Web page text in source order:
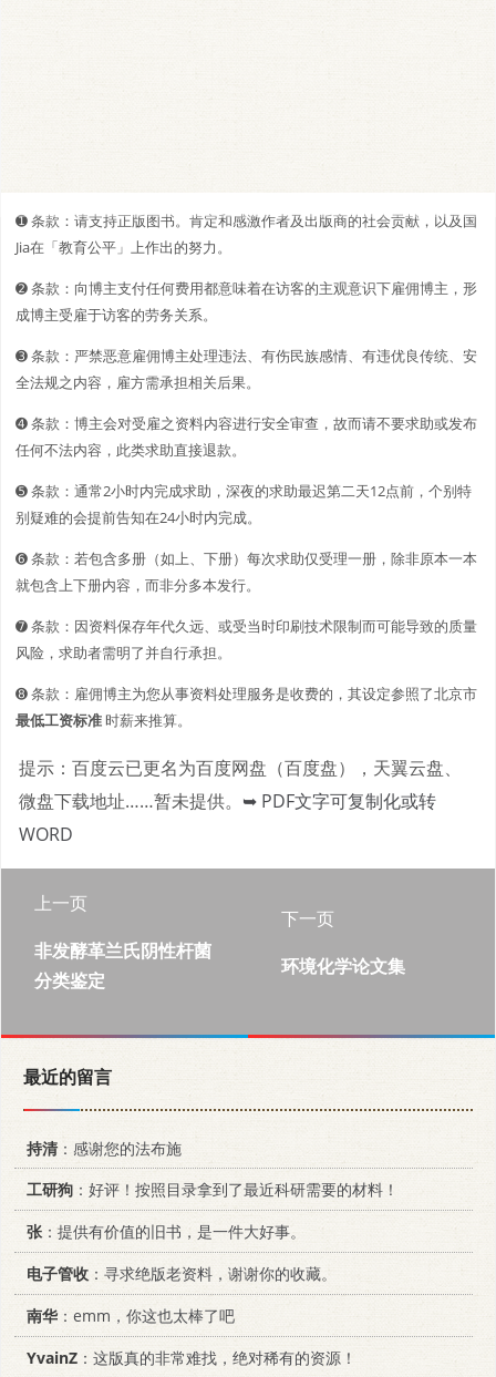
➊️ 条款：请支持正版图书。肯定和感激作者及出版商的社会贡献，以及国
Jia在「教育公平」上作出的努力。
➋️️ 条款：向博主支付任何费用都意味着在访客的主观意识下雇佣博主，形
成博主受雇于访客的劳务关系。
➌ 条款：严禁恶意雇佣博主处理违法、有伤民族感情、有违优良传统、安
全法规之内容，雇方需承担相关后果。
➍ 条款：博主会对受雇之资料内容进行安全审查，故而请不要求助或发布
任何不法内容，此类求助直接退款。
➎ 条款：通常2小时内完成求助，深夜的求助最迟第二天12点前，个别特
别疑难的会提前告知在24小时内完成。
➏ 条款：若包含多册（如上、下册）每次求助仅受理一册，除非原本一本
就包含上下册内容，而非分多本发行。
➐ 条款：因资料保存年代久远、或受当时印刷技术限制而可能导致的质量
风险，求助者需明了并自行承担。
➑ 条款：雇佣博主为您从事资料处理服务是收费的，其设定参照了北京市
最低工资标准时薪来推算。
提示：百度云已更名为百度网盘（百度盘），天翼云盘、
微盘下载地址……暂未提供。 ➥ PDF文字可复制化或转
WORD
上一页
非发酵革兰氏阴性杆菌
分类鉴定
下一页
环境化学论文集
最近的留言
持清：感谢您的法布施
工研狗 ：好评！按照目录拿到了最近科研需要的材料！
张：提供有价值的旧书，是一件大好事。
电子管收 ：寻求绝版老资料，谢谢你的收藏。
南华 ：emm，你这也太棒了吧
YvainZ ：这版真的非常难找，绝对稀有的资源！